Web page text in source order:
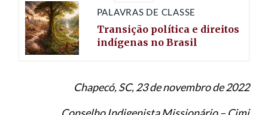
PALAVRAS DE CLASSE
Transição política e direitos
indígenas no Brasil
Chapecó, SC, 23 de novembro de 2022